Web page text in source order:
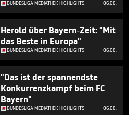
BUNDESLIGA MEDIATHEK HIGHLIGHTS 06.08.
Herold über Bayern-Zeit: "Mit
das Beste in Europa"
BUNDESLIGA MEDIATHEK HIGHLIGHTS 06.08.
"Das ist der spannendste
Konkurrenzkampf beim FC
Bayern"
BUNDESLIGA MEDIATHEK HIGHLIGHTS 06.08.